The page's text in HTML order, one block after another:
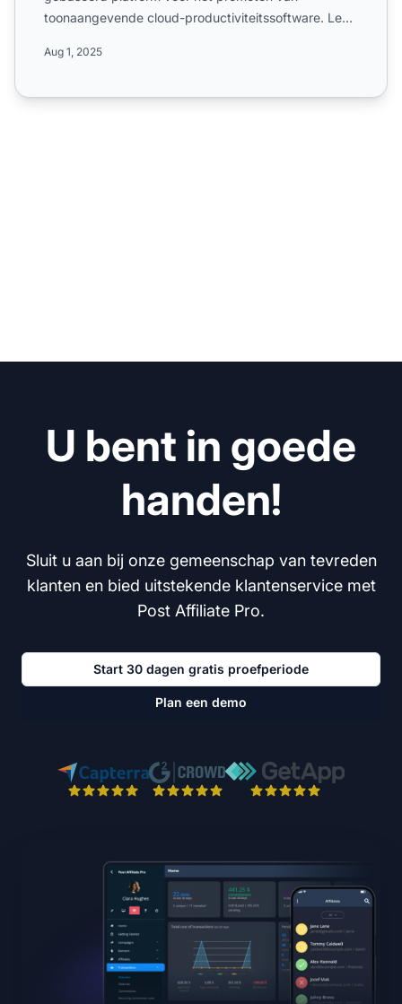
toonaangevende cloud-productiviteitssoftware. Leer
Aug 1, 2025
U bent in goede
handen!
Sluit u aan bij onze gemeenschap van tevreden
klanten en bied uitstekende klantenservice met
Post Affiliate Pro.
Start 30 dagen gratis proefperiode
Plan een demo